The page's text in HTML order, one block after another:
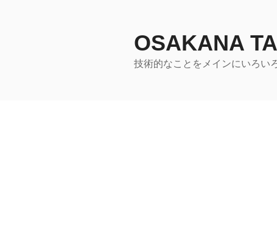
OSAKANA
技術的なことをメインにいろい